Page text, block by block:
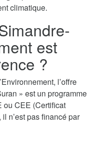
climatique.
est
?
l’offre
» est un programme
ou CEE (Certificat
n’est pas financé par